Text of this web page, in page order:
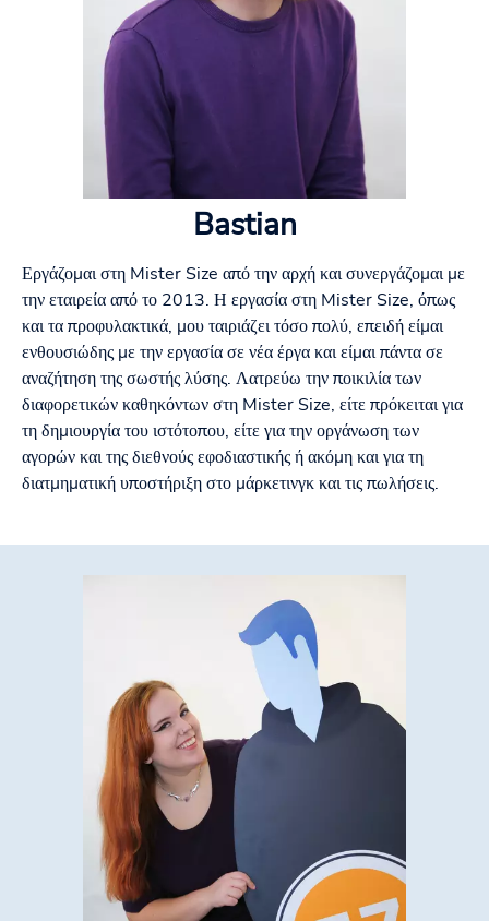
Bastian
Εργάζομαι στη Mister Size από την αρχή και συνεργάζομαι με
την εταιρεία από το 2013. Η εργασία στη Mister Size, όπως
και τα προφυλακτικά, μου ταιριάζει τόσο πολύ, επειδή είμαι
ενθουσιώδης με την εργασία σε νέα έργα και είμαι πάντα σε
αναζήτηση της σωστής λύσης. Λατρεύω την ποικιλία των
διαφορετικών καθηκόντων στη Mister Size, είτε πρόκειται για
τη δημιουργία του ιστότοπου, είτε για την οργάνωση των
αγορών και της διεθνούς εφοδιαστικής ή ακόμη και για τη
διατμηματική υποστήριξη στο μάρκετινγκ και τις πωλήσεις.